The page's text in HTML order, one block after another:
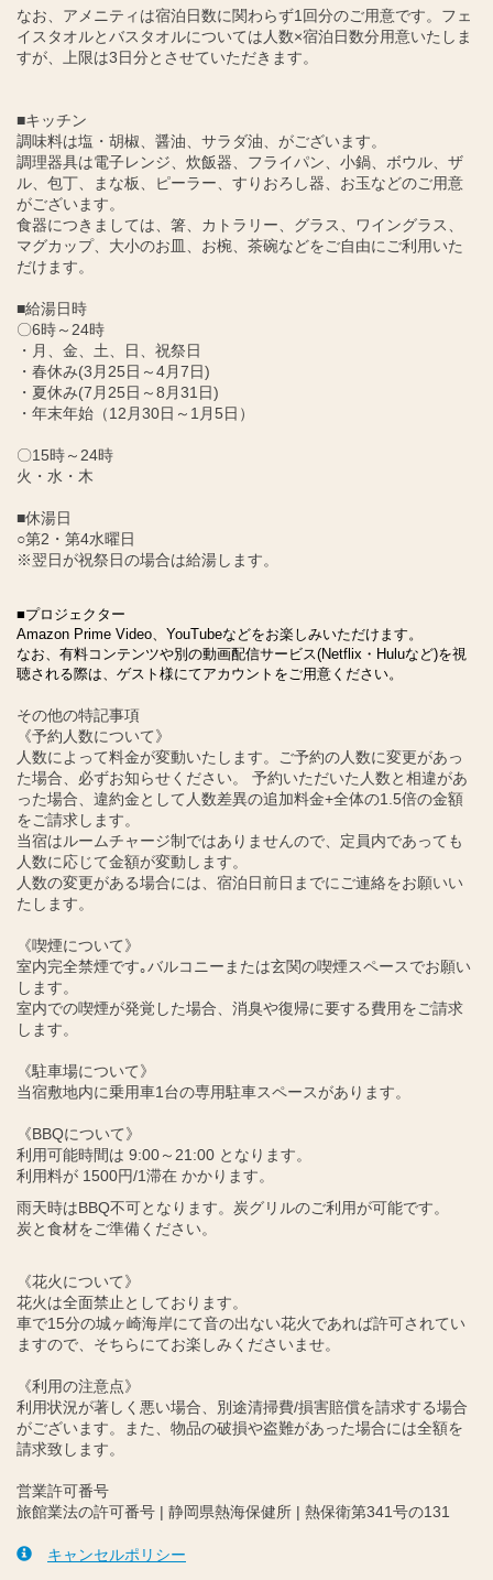
なお、アメニティは宿泊日数に関わらず1回分のご用意です。フェ
イスタオルとバスタオルについては人数×宿泊日数分用意いたしま
すが、上限は3日分とさせていただきます。
■キッチン
調味料は塩・胡椒、醤油、サラダ油、がございます。
調理器具は電子レンジ、炊飯器、フライパン、小鍋、ボウル、ザ
ル、包丁、まな板、ピーラー、すりおろし器、お玉などのご用意
がございます。
食器につきましては、箸、カトラリー、グラス、ワイングラス、
マグカップ、大小のお皿、お椀、茶碗などをご自由にご利用いた
だけます。
■給湯日時
〇6時～24時
・月、金、土、日、祝祭日
・春休み(3月25日～4月7日)
・夏休み(7月25日～8月31日)
・年末年始（12月30日～1月5日）
〇15時～24時
火・水・木
■休湯日
○第2・第4水曜日
※翌日が祝祭日の場合は給湯します。
■プロジェクター
Amazon Prime Video、YouTubeなどをお楽しみいただけます。
なお、有料コンテンツや別の動画配信サービス(Netflix・Huluなど)を視
聴される際は、ゲスト様にてアカウントをご用意ください。
その他の特記事項
《予約人数について》
人数によって料金が変動いたします。ご予約の人数に変更があっ
た場合、必ずお知らせください。 予約いただいた人数と相違があ
った場合、違約金として人数差異の追加料金+全体の1.5倍の金額
をご請求します。
当宿はルームチャージ制ではありませんので、定員内であっても
人数に応じて金額が変動します。
人数の変更がある場合には、宿泊日前日までにご連絡をお願いい
たします。
《喫煙について》
室内完全禁煙です｡バルコニーまたは玄関の喫煙スペースでお願い
します。
室内での喫煙が発覚した場合、消臭や復帰に要する費用をご請求
します。
《駐車場について》
当宿敷地内に乗用車1台の専用駐車スペースがあります。
《BBQについて》
利用可能時間は 9:00～21:00 となります。
利用料が 1500円/1滞在 かかります。
雨天時はBBQ不可となります。炭グリルのご利用が可能です。
炭と食材をご準備ください。
《花火について》
花火は全面禁止としております。
車で15分の城ヶ崎海岸にて音の出ない花火であれば許可されてい
ますので、そちらにてお楽しみくださいませ。
《利用の注意点》
利用状況が著しく悪い場合、別途清掃費/損害賠償を請求する場合
がございます。また、物品の破損や盗難があった場合には全額を
請求致します。
営業許可番号
旅館業法の許可番号 | 静岡県熱海保健所 | 熱保衛第341号の131
キャンセルポリシー